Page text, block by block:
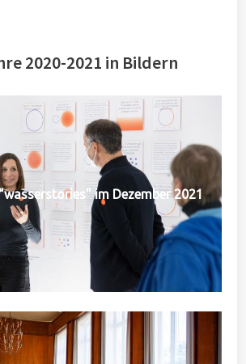
2020-2021 in Bildern
im Dezember 2021